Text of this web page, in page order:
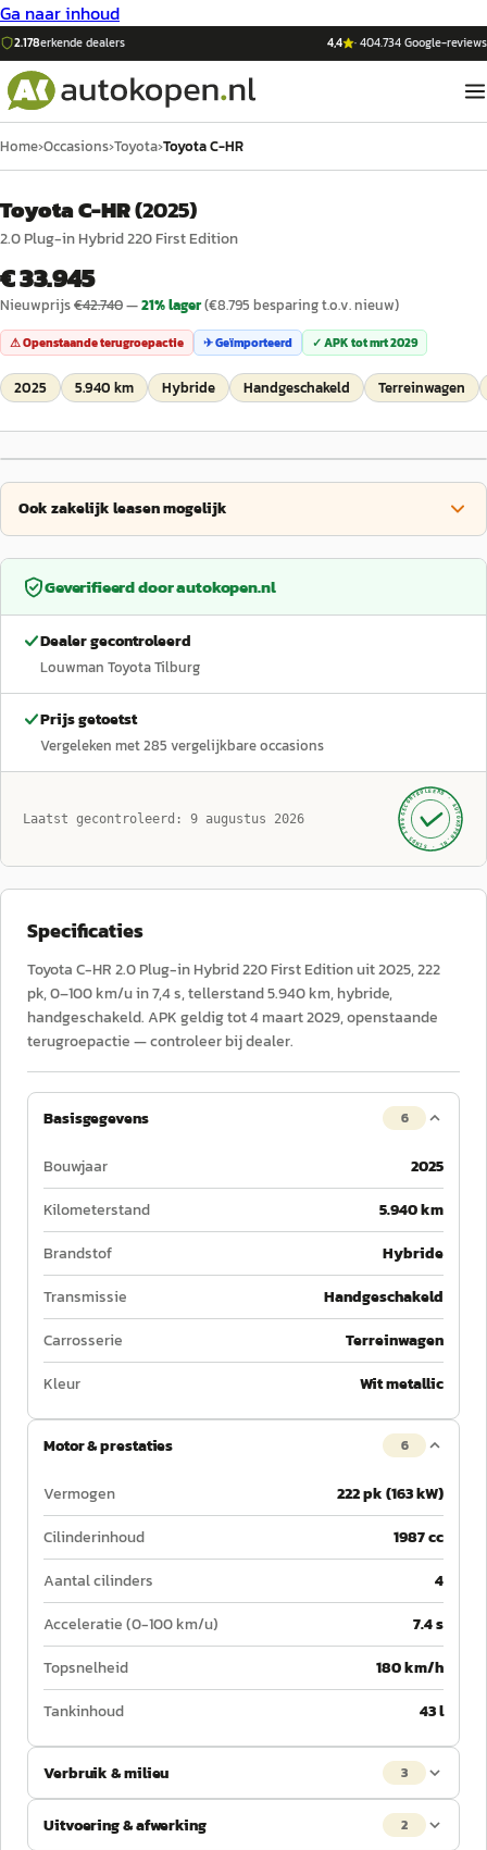
Ga naar inhoud
2.178erkende dealers 4,4 ·404.734Google-reviews
Home›Occasions›Toyota›Toyota C-HR
Toyota C-HR(2025)
2.0 Plug-in Hybrid 220 First Edition
€ 33.945
Nieuwprijs€42.740—21% lager(€8.795 besparing t.o.v. nieuw)
⚠ Openstaande terugroepactie ✈ Geïmporteerd ✓ APK totmrt 2029
2025 5.940 km Hybride Handgeschakeld Terreinwagen
Ook zakelijk leasen mogelijk
Geverifieerd doorautokopen.nl
Dealer gecontroleerd
Louwman Toyota Tilburg
Prijs getoetst
Vergeleken met285 vergelijkbare occasions
Laatst gecontroleerd: 9 augustus 2026 GECONTROLEERD ·
AUTOKOPEN.NL
· SINDS 1999 ·
Specificaties
Toyota C-HR 2.0 Plug-in Hybrid 220 First Edition uit 2025, 222
pk, 0–100 km/u in 7,4 s, tellerstand 5.940 km, hybride,
handgeschakeld. APK geldig tot 4 maart 2029, openstaande
terugroepactie — controleer bij dealer.
Basisgegevens 6
Bouwjaar
2025
Kilometerstand
5.940 km
Brandstof
Hybride
Transmissie
Handgeschakeld
Carrosserie
Terreinwagen
Kleur
Wit metallic
Motor & prestaties 6
Vermogen
222 pk (163 kW)
Cilinderinhoud
1987 cc
Aantal cilinders
4
Acceleratie (0-100 km/u)
7.4 s
Topsnelheid
180 km/h
Tankinhoud
43 l
Verbruik & milieu 3
Uitvoering & afwerking 2